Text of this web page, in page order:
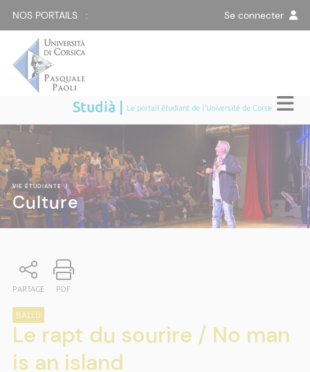
NOS PORTAILS : Se connecter
Studià | Le portail étudiant de l'Université de Corse
VIE ÉTUDIANTE|
Culture
PARTAGE PDF
BALLU
Le rapt du sourire / No man
is an island